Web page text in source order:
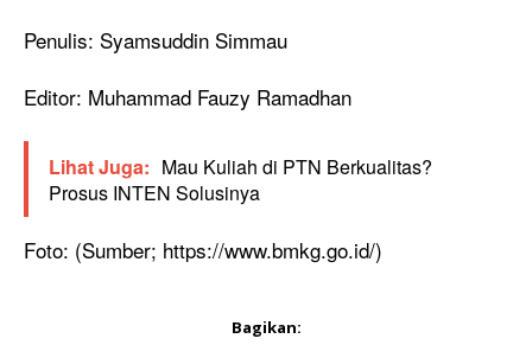
Penulis: Syamsuddin Simmau
Editor: Muhammad Fauzy Ramadhan
Lihat Juga: Mau Kuliah di PTN Berkualitas?
Prosus INTEN Solusinya
Foto: (Sumber; https://www.bmkg.go.id/)
Bagikan: